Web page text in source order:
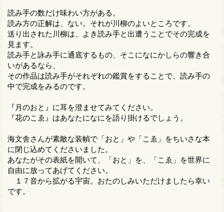
読み手の数だけ味わい方がある。
読み方の正解は、ない。それが川柳のよいところです。
送り出された川柳は、よき読み手と出遭うことでその完成を
見ます。
読み手と詠み手に通底するもの、そこになにかしらの響き合
いがあるなら、
その作品は読み手がそれぞれの鑑賞をすることで、読み手の
中で完成をみるのです。
『月のおと』に耳を澄ませてみてください。
『花のこゑ』はあなたになにを語り掛けるでしょう。
海文舎さんが素敵な装幀で「おと」や「こゑ」をちいさな本
に閉じ込めてくださいました。
あなたがその表紙を開いて、「おと」を、「こゑ」を世界に
自由に放ってあげてください。
１７音から拡がる宇宙。おたのしみいただけましたら幸い
です。